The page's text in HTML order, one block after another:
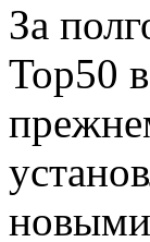
За
Тор50
новыми